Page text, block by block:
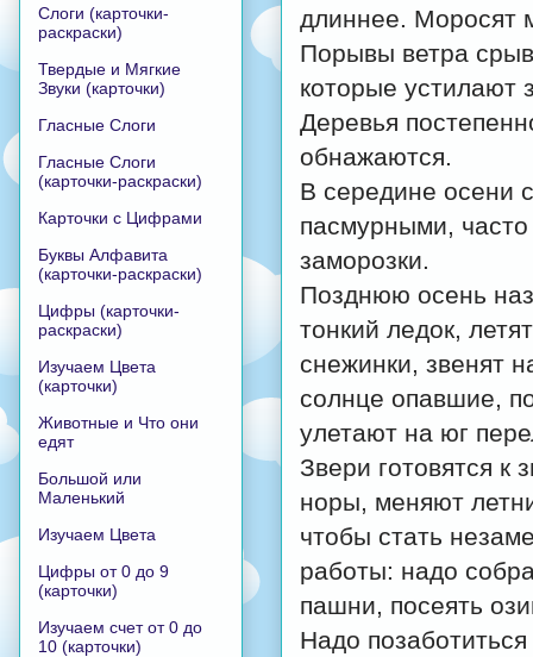
длиннее. Моросят
Порывы ветра
которые устилают
Деревья
обнажаются.
В середине осени
пасмурными,
заморозки.
Позднюю осень
тонкий ледок,
снежинки, звенят
солнце опавшие,
улетают на юг
Звери готовятся к
норы, меняют
чтобы стать
работы: надо
пашни, посеять
Надо
Слоги (карточки-
раскраски)
Твердые и Мягкие
Звуки (карточки)
Гласные Слоги
Гласные Слоги
(карточки-раскраски)
Карточки с Цифрами
Буквы Алфавита
(карточки-раскраски)
Цифры (карточки-
раскраски)
Изучаем Цвета
(карточки)
Животные и Что они
едят
Большой или
Маленький
Изучаем Цвета
Цифры от 0 до 9
(карточки)
Изучаем счет от 0 до
10 (карточки)